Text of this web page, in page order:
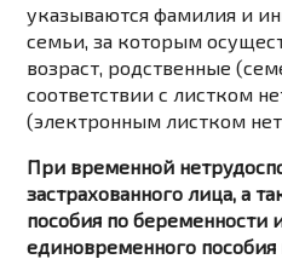
указываются фамилия и
семьи, за которым
возраст, родственные
соответствии с листком
(электронным листком
При временной
застрахованного лица, а
пособия по беременности
единовременного пособия